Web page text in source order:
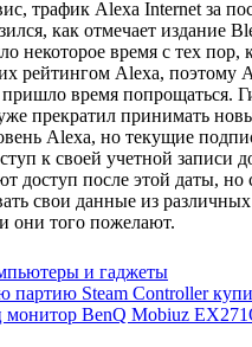
трафик Alexa Internet за
как отмечает издание
некоторое время с тех пор,
рейтингом Alexa, поэтому
время попрощаться.
прекратил принимать
Alexa, но текущие
к своей учетной записи
доступ после этой даты, но
свои данные из
они того пожелают.
и гаджеты
партию Steam Controller
монитор BenQ Mobiuz